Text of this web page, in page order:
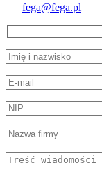
fega@fega.pl